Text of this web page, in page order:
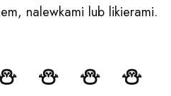
nalewkami lub likierami.
⛄ ⛄ ⛄